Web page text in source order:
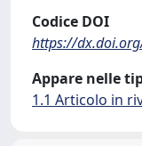
Codice DOI
https://
Appare nelle
1.1 Articolo in